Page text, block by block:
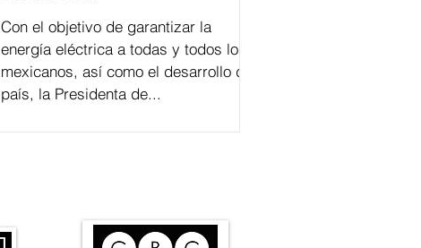
Con el objetivo de garantizar la
energía eléctrica a todas y todos los
mexicanos, así como el desarrollo del
país, la Presidenta de...